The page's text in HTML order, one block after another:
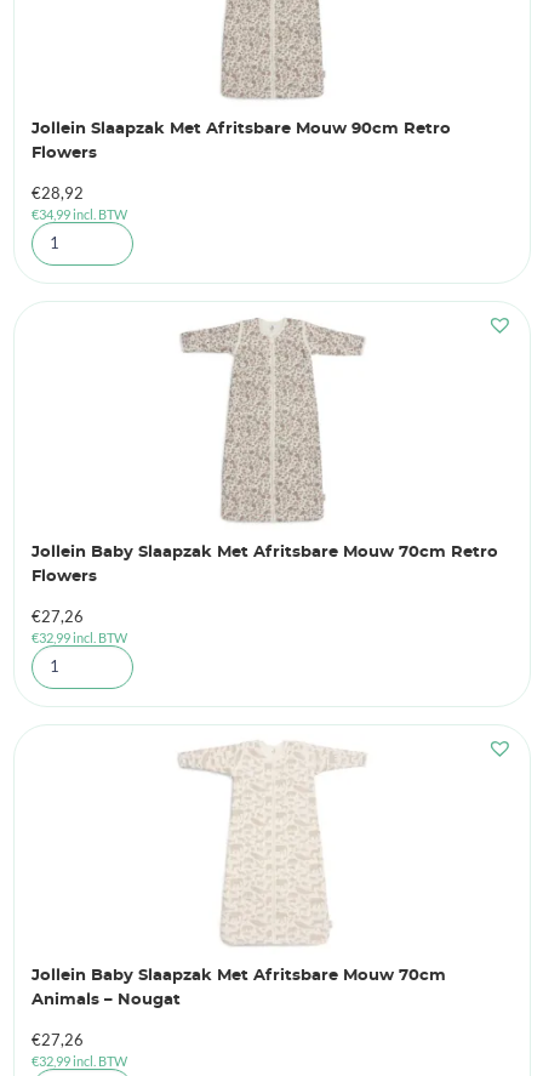
Jollein Slaapzak Met Afritsbare Mouw 90cm Retro
Flowers
€28,92
€34,99incl. BTW
Jollein Baby Slaapzak Met Afritsbare Mouw 70cm Retro
Flowers
€27,26
€32,99incl. BTW
Jollein Baby Slaapzak Met Afritsbare Mouw 70cm
Animals – Nougat
€27,26
€32,99incl. BTW